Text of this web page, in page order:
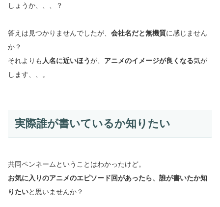
しょうか、、、？
答えは見つかりませんでしたが、 会社名だと無機質に感じません
か？
それよりも 人名に近いほうが、 アニメのイメージが良くなる気が
します、、。
実際誰が書いているか知りたい
共同ペンネームということはわかったけど。
お気に入りのアニメのエピソード回があったら、誰が書いたか知
りたいと思いませんか？